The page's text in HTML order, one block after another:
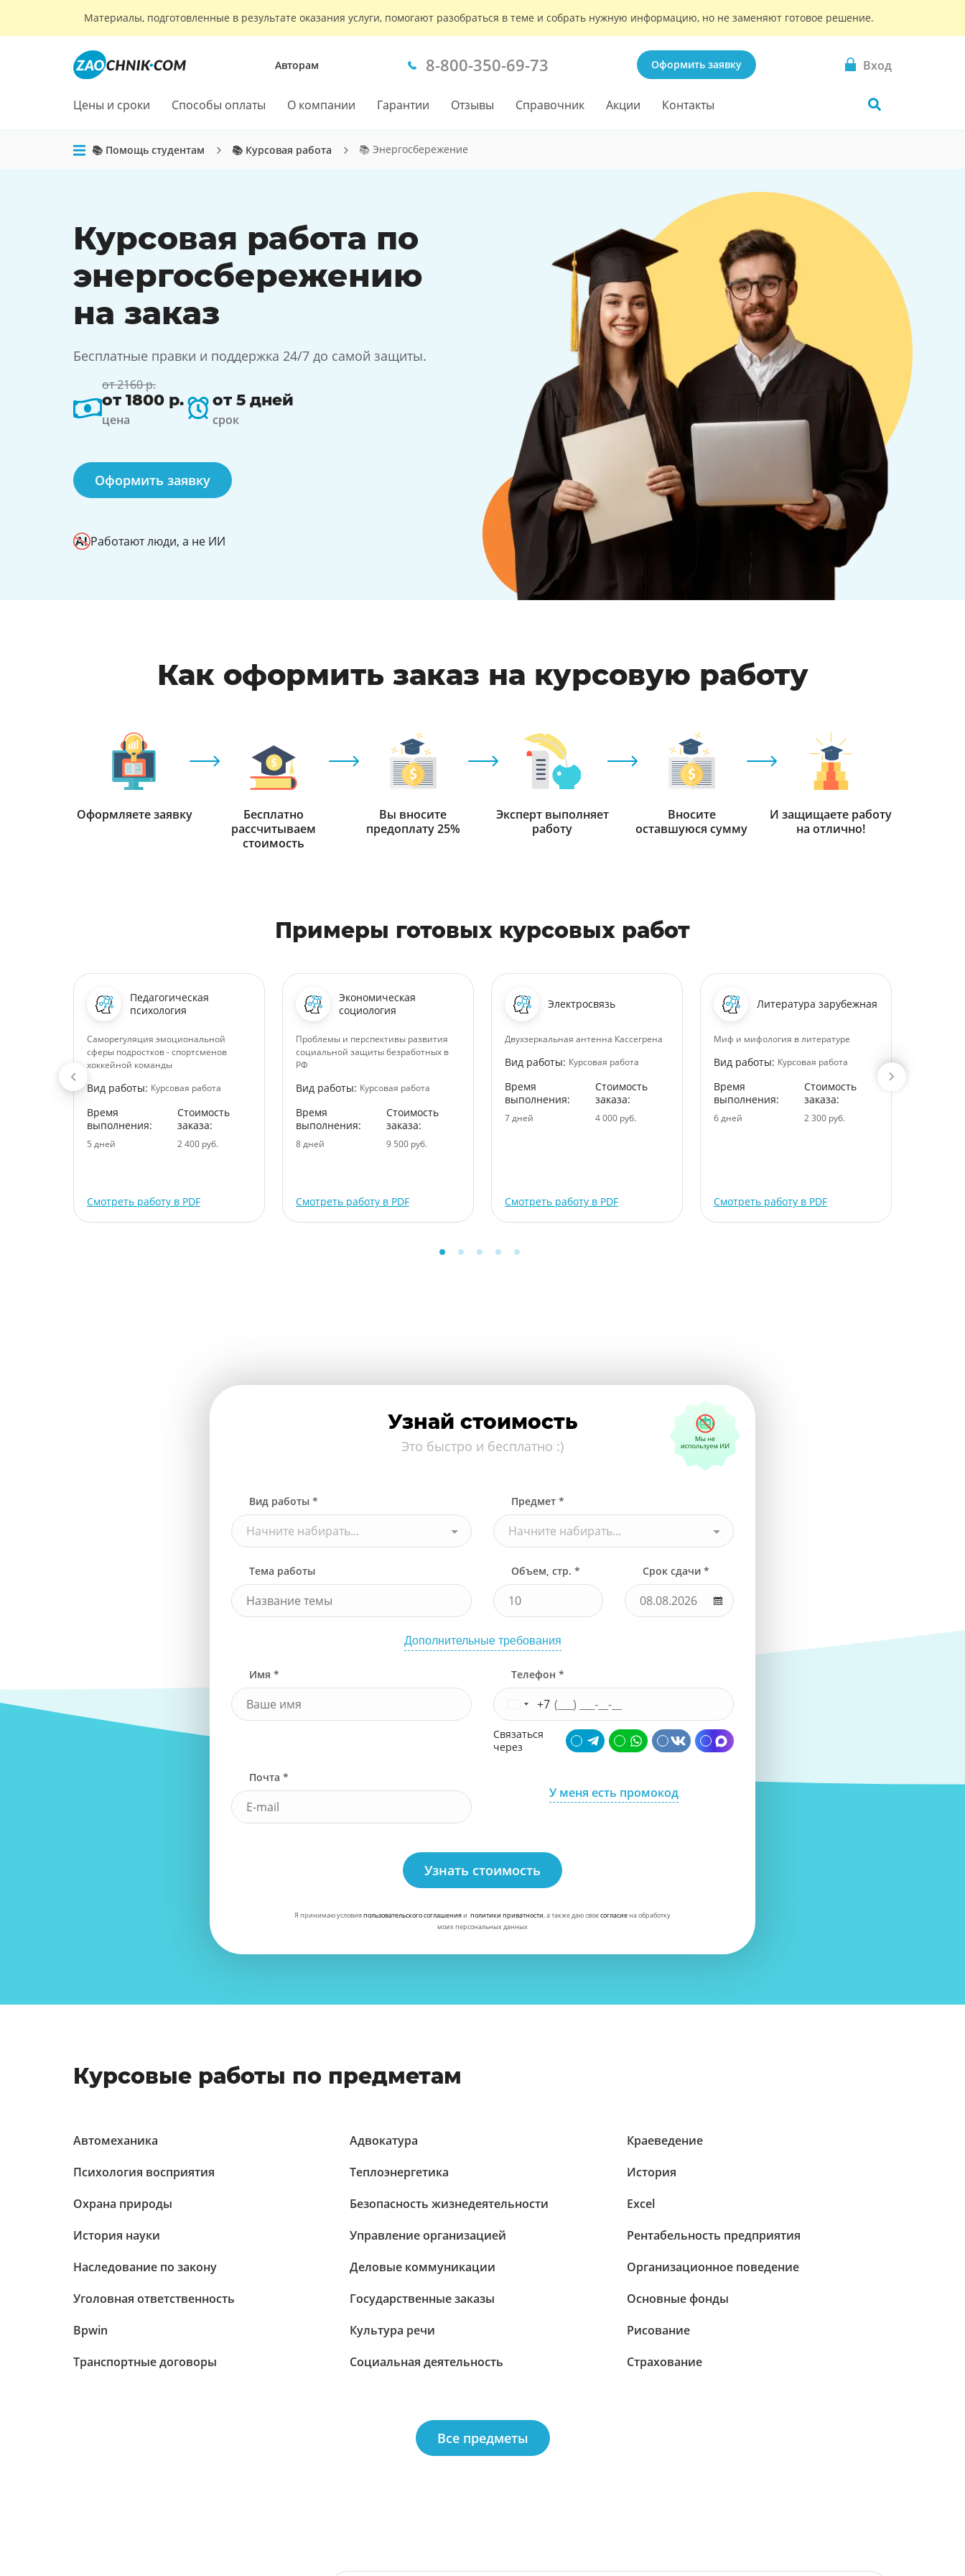
Материалы, подготовленные в результате оказания услуги, помогают разобраться в теме и собрать нужную информацию, но не заменяют готовое решение.
Авторам 8-800-350-69-73 Оформить заявку Вход
Цены и сроки Способы оплаты О компании Гарантии Отзывы Справочник Акции Контакты
📚 Помощь студентам 📚 Курсовая работа 📚 Энергосбережение
Курсовая работа по
энергосбережению
на заказ
Бесплатные правки и поддержка 24/7 до самой защиты.
от 2160 р.
от 1800 р.
цена
от 5 дней
срок
Оформить заявку
Работают люди, а не ИИ
Как оформить заказ на курсовую работу
Оформляете заявку
Бесплатно
рассчитываем
стоимость
Вы вносите
предоплату 25%
Эксперт выполняет
работу
Вносите
оставшуюся сумму
И защищаете работу
на отлично!
Примеры готовых курсовых работ
Педагогическая
психология
Саморегуляция эмоциональной
сферы подростков - спортсменов
хоккейной команды
Вид работы: Курсовая работа
Время
выполнения:
5 дней
Стоимость
заказа:
2 400 руб.
Смотреть работу в PDF
Экономическая
социология
Проблемы и перспективы развития
социальной защиты безработных в
РФ
Вид работы: Курсовая работа
Время
выполнения:
8 дней
Стоимость
заказа:
9 500 руб.
Смотреть работу в PDF
Электросвязь
Двухзеркальная антенна Кассегрена
Вид работы: Курсовая работа
Время
выполнения:
7 дней
Стоимость
заказа:
4 000 руб.
Смотреть работу в PDF
Литература зарубежная
Миф и мифология в литературе
Вид работы: Курсовая работа
Время
выполнения:
6 дней
Стоимость
заказа:
2 300 руб.
Смотреть работу в PDF
Узнай стоимость
Это быстро и бесплатно :)
Вид работы *
Начните набирать...
Предмет *
Начните набирать...
Тема работы Объем, стр. * Срок сдачи *
Дополнительные требования
Имя * Телефон *
+7
Связаться
через
Почта *
У меня есть промокод
Узнать стоимость
Я принимаю условияпользовательского соглашенияи политики приватности, а также даю своесогласиена обработку
моих персональных данных
Курсовые работы по предметам
Автомеханика
Психология восприятия
Охрана природы
История науки
Наследование по закону
Уголовная ответственность
Bpwin
Транспортные договоры
Адвокатура
Теплоэнергетика
Безопасность жизнедеятельности
Управление организацией
Деловые коммуникации
Государственные заказы
Культура речи
Социальная деятельность
Краеведение
История
Excel
Рентабельность предприятия
Организационное поведение
Основные фонды
Рисование
Страхование
Все предметы